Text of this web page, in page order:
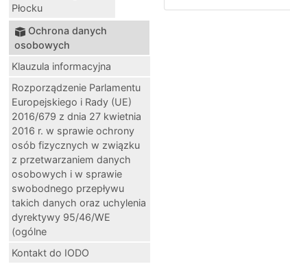
Płocku
Ochrona danych
osobowych
Klauzula informacyjna
Rozporządzenie Parlamentu
Europejskiego i Rady (UE)
2016/679 z dnia 27 kwietnia
2016 r. w sprawie ochrony
osób fizycznych w związku
z przetwarzaniem danych
osobowych i w sprawie
swobodnego przepływu
takich danych oraz uchylenia
dyrektywy 95/46/WE
(ogólne
Kontakt do IODO